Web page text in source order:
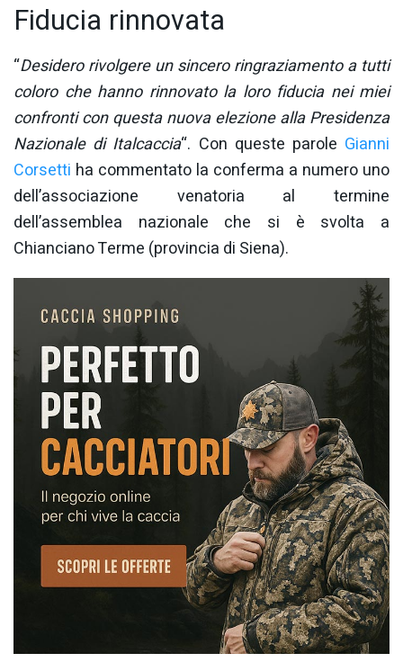
Fiducia rinnovata
“Desidero rivolgere un sincero ringraziamento a tutti
coloro che hanno rinnovato la loro fiducia nei miei
confronti con questa nuova elezione alla Presidenza
Nazionale di Italcaccia“. Con queste parole Gianni
Corsetti ha commentato la conferma a numero uno
dell’associazione venatoria al termine
dell’assemblea nazionale che si è svolta a
Chianciano Terme (provincia di Siena).